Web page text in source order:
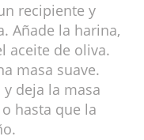
recipiente y
Añade la harina,
aceite de oliva.
masa suave.
deja la masa
hasta que la